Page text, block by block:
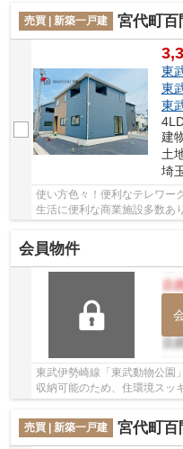
売買 | 新築一戸建
宮代町百間
東
東
東
建
土
埼
使い方色々！便利なテレワー
生活に便利な商業施設多数あ
DAIKICHI不動産は住宅ロー
会員物件
東武伊勢崎線「東武動物公園」駅まで徒
収納可能のため、住環境スッ
売買 | 新築一戸建
宮代町百間